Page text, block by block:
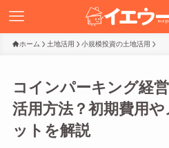
ホーム 土地活用 小規模投資の土地活用
コインパーキング経
活用方法？初期費用
ットを解説